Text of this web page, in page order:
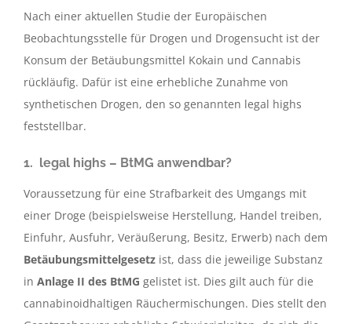
Nach einer aktuellen Studie der Europäischen
Beobachtungsstelle für Drogen und Drogensucht ist der
Konsum der Betäubungsmittel Kokain und Cannabis
rückläufig. Dafür ist eine erhebliche Zunahme von
synthetischen Drogen, den so genannten legal highs
feststellbar.
1. legal highs – BtMG anwendbar?
Voraussetzung für eine Strafbarkeit des Umgangs mit
einer Droge (beispielsweise Herstellung, Handel treiben,
Einfuhr, Ausfuhr, Veräußerung, Besitz, Erwerb) nach dem
Betäubungsmittelgesetz ist, dass die jeweilige Substanz
in Anlage II des BtMG gelistet ist. Dies gilt auch für die
cannabinoidhaltigen Räuchermischungen. Dies stellt den